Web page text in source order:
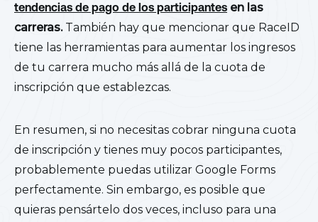
tendencias de pago de los participantes en las
carreras. También hay que mencionar que RaceID
tiene las herramientas para aumentar los ingresos
de tu carrera mucho más allá de la cuota de
inscripción que establezcas.
En resumen, si no necesitas cobrar ninguna cuota
de inscripción y tienes muy pocos participantes,
probablemente puedas utilizar Google Forms
perfectamente. Sin embargo, es posible que
quieras pensártelo dos veces, incluso para una